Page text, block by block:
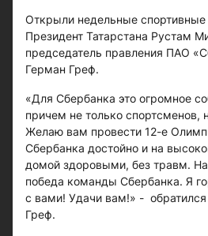
Открыли недельные спортивные
Президент Татарстана Рустам
председатель правления ПАО
Герман Греф.
«Для Сбербанка это огромное
причем не только спортсменов,
Желаю вам провести 12-е
Сбербанка достойно и на
домой здоровыми, без травм.
победа команды Сбербанка. Я
с вами! Удачи вам!» -
Греф.